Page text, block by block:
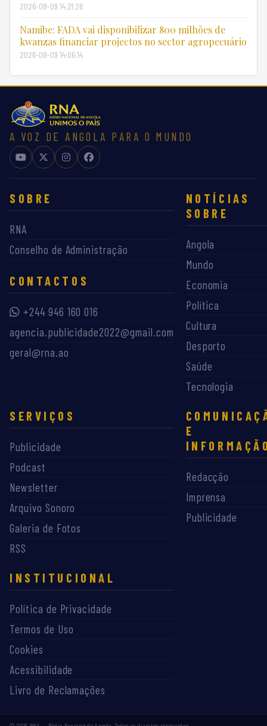
2026-08-09 14:21:26
Namibe: FADA vai disponibilizar 800 milhões de
kwanzas financiar projectos no sector agropecuário
2026-08-09 14:06:14
A VOZ DE ANGOLA PARA O MUNDO
SOBRE
RNA
Conselho de Administração
CONTACTOS
+244 946 160 016
agencia.publicidade2022@gmail.com
geral@rna.ao
NOTÍCIAS
SOBRE
Angola
Mundo
Economia
Política
Cultura
Desporto
Saúde
Tecnologia
SERVIÇOS
Publicidade
Podcast
Newsletter
Arquivo Sonoro
Galeria de Fotos
RSS
E
Redacção
Imprensa
Publicidade
INSTITUCIONAL
Política de Privacidade
Termos de Uso
Cookies
Acessibilidade
Livro de Reclamações